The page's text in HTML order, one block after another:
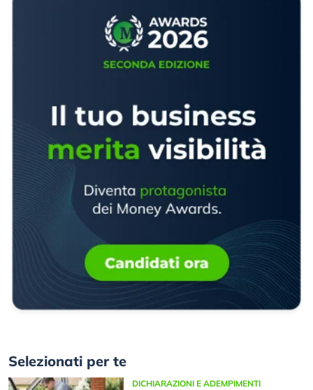
Selezionati per te
DICHIARAZIONI E ADEMPIMENTI